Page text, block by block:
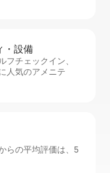
・設⁠備
フチ⁠ェ⁠ッ⁠ク⁠イ⁠ン、
人気のアメニテ
らの平均評価は、5